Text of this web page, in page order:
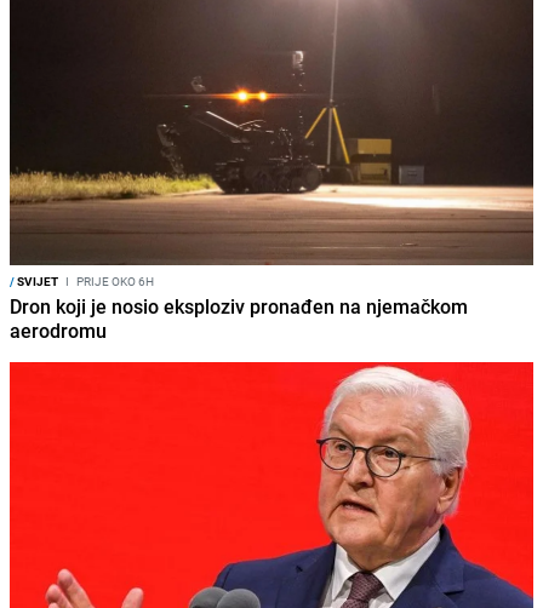
/SVIJET I PRIJE OKO 6H
Dron koji je nosio eksploziv pronađen na njemačkom
aerodromu